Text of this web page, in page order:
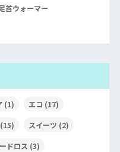
首ウォーマー
(1) エコ (17)
スイーツ (2)
ドロス (3)